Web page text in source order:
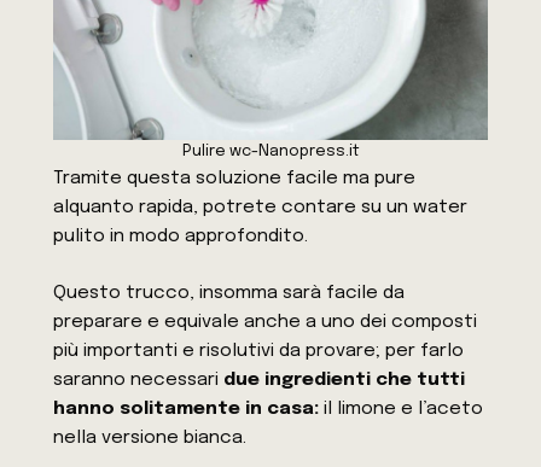
Pulire wc-Nanopress.it
Tramite questa soluzione facile ma pure
alquanto rapida, potrete contare su un water
pulito in modo approfondito.
Questo trucco, insomma sarà facile da
preparare e equivale anche a uno dei composti
più importanti e risolutivi da provare; per farlo
saranno necessari due ingredienti che tutti
hanno solitamente in casa: il limone e l’aceto
nella versione bianca.